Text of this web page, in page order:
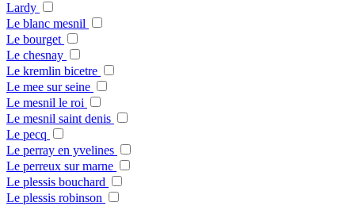
Lardy
Le blanc mesnil
Le bourget
Le chesnay
Le kremlin bicetre
Le mee sur seine
Le mesnil le roi
Le mesnil saint denis
Le pecq
Le perray en yvelines
Le perreux sur marne
Le plessis bouchard
Le plessis robinson